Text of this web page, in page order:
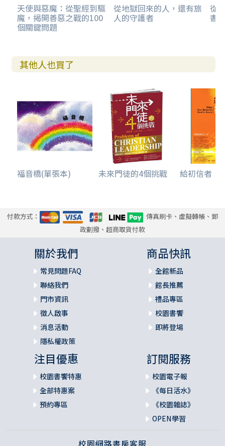
天使與惡魔：從聖經到驅
魔，揭開善惡之戰的100
個關鍵問題
從地獄回來的人，還有旅
人的守護者
從
書
其他人也買了
福音橋(單張本) 未來門徒的4個挑戰 給初信者
付款方式：
傳真刷卡、虛擬轉帳、郵
政劃撥、超商取貨付款
關於我們
常見問題FAQ
聯絡我們
門市資訊
徵人啟事
消息活動
隱私權政策
商品快訊
全館新品
館長推薦
禮品專區
校園書饗
即將登場
注目優惠
校園書饗特惠
全部特惠案
預約專區
訂閱服務
校園電子報
《每日活水》
《校園雜誌》
OPEN學習